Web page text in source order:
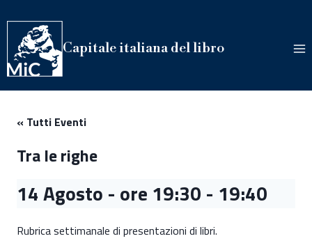
al
contenuto
Capitale italiana del libro
« Tutti Eventi
Tra le righe
14 Agosto - ore 19:30 - 19:40
Rubrica settimanale di presentazioni di libri.